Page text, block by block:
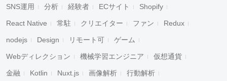
SNS運用 分析 経験者 ECサイト Shopify
React Native 常駐 クリエイター ファン Redux
nodejs Design リモート可 ゲーム
Webディレクション 機械学習エンジニア 仮想通貨
金融 Kotlin Nuxt.js 画像解析 行動解析